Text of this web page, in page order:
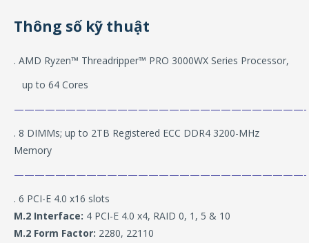
Thông số kỹ thuật
. AMD Ryzen™ Threadripper™ PRO 3000WX Series Processor,
up to 64 Cores
————————————————————————————-
. 8 DIMMs; up to 2TB Registered ECC DDR4 3200-MHz
Memory
————————————————————————————-
. 6 PCI-E 4.0 x16 slots
M.2 Interface: 4 PCI-E 4.0 x4, RAID 0, 1, 5 & 10
M.2 Form Factor: 2280, 22110